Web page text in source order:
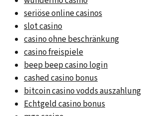
seriöse online casinos
slot casino
casino ohne beschränkung
casino freispiele
beep beep casino login
cashed casino bonus
bitcoin casino vodds auszahlung
Echtgeld casino bonus